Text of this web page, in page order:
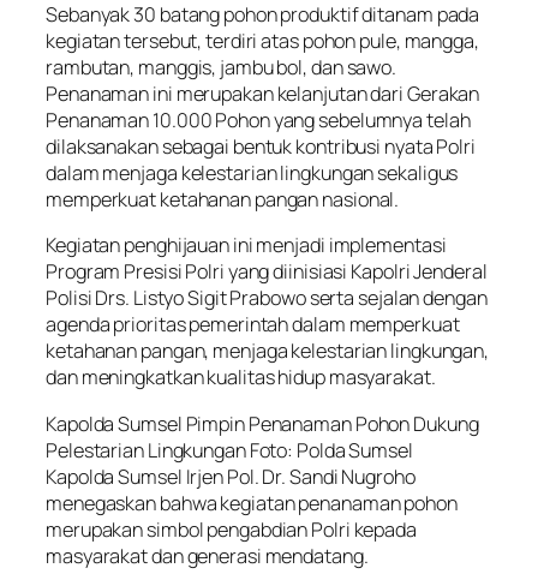
Sebanyak 30 batang pohon produktif ditanam pada
kegiatan tersebut, terdiri atas pohon pule, mangga,
rambutan, manggis, jambu bol, dan sawo.
Penanaman ini merupakan kelanjutan dari Gerakan
Penanaman 10.000 Pohon yang sebelumnya telah
dilaksanakan sebagai bentuk kontribusi nyata Polri
dalam menjaga kelestarian lingkungan sekaligus
memperkuat ketahanan pangan nasional.
Kegiatan penghijauan ini menjadi implementasi
Program Presisi Polri yang diinisiasi Kapolri Jenderal
Polisi Drs. Listyo Sigit Prabowo serta sejalan dengan
agenda prioritas pemerintah dalam memperkuat
ketahanan pangan, menjaga kelestarian lingkungan,
dan meningkatkan kualitas hidup masyarakat.
Kapolda Sumsel Pimpin Penanaman Pohon Dukung
Pelestarian Lingkungan Foto: Polda Sumsel
Kapolda Sumsel Irjen Pol. Dr. Sandi Nugroho
menegaskan bahwa kegiatan penanaman pohon
merupakan simbol pengabdian Polri kepada
masyarakat dan generasi mendatang.